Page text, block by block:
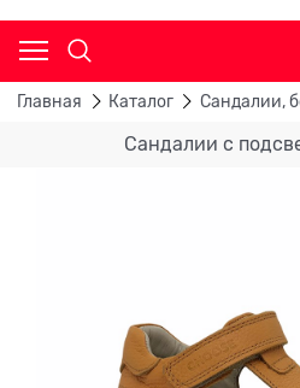
Главная Каталог Сандалии,
Сандалии с